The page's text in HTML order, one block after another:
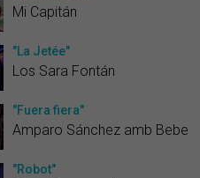
Mi Capitán
"La Jetée"
Los Sara Fontán
"Fuera fiera"
Amparo Sánchez amb Bebe
"Robot"